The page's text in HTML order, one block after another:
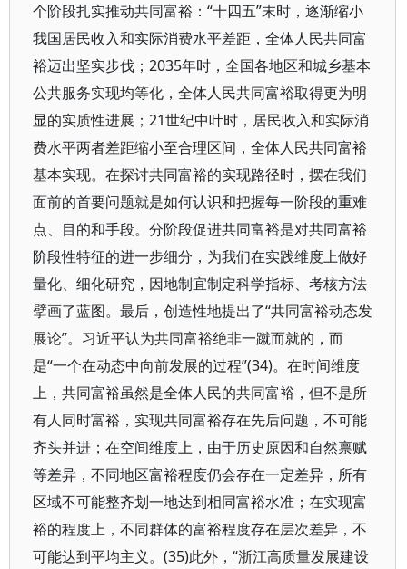
个阶段扎实推动共同富裕：“十四五”末时，逐渐缩小
我国居民收入和实际消费水平差距，全体人民共同富
裕迈出坚实步伐；2035年时，全国各地区和城乡基本
公共服务实现均等化，全体人民共同富裕取得更为明
显的实质性进展；21世纪中叶时，居民收入和实际消
费水平两者差距缩小至合理区间，全体人民共同富裕
基本实现。在探讨共同富裕的实现路径时，摆在我们
面前的首要问题就是如何认识和把握每一阶段的重难
点、目的和手段。分阶段促进共同富裕是对共同富裕
阶段性特征的进一步细分，为我们在实践维度上做好
量化、细化研究，因地制宜制定科学指标、考核方法
擘画了蓝图。最后，创造性地提出了“共同富裕动态发
展论”。习近平认为共同富裕绝非一蹴而就的，而
是“一个在动态中向前发展的过程”(34)。在时间维度
上，共同富裕虽然是全体人民的共同富裕，但不是所
有人同时富裕，实现共同富裕存在先后问题，不可能
齐头并进；在空间维度上，由于历史原因和自然禀赋
等差异，不同地区富裕程度仍会存在一定差异，所有
区域不可能整齐划一地达到相同富裕水准；在实现富
裕的程度上，不同群体的富裕程度存在层次差异，不
可能达到平均主义。(35)此外，“浙江高质量发展建设